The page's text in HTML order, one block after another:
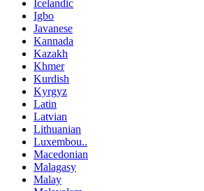
Icelandic
Igbo
Javanese
Kannada
Kazakh
Khmer
Kurdish
Kyrgyz
Latin
Latvian
Lithuanian
Luxembou..
Macedonian
Malagasy
Malay